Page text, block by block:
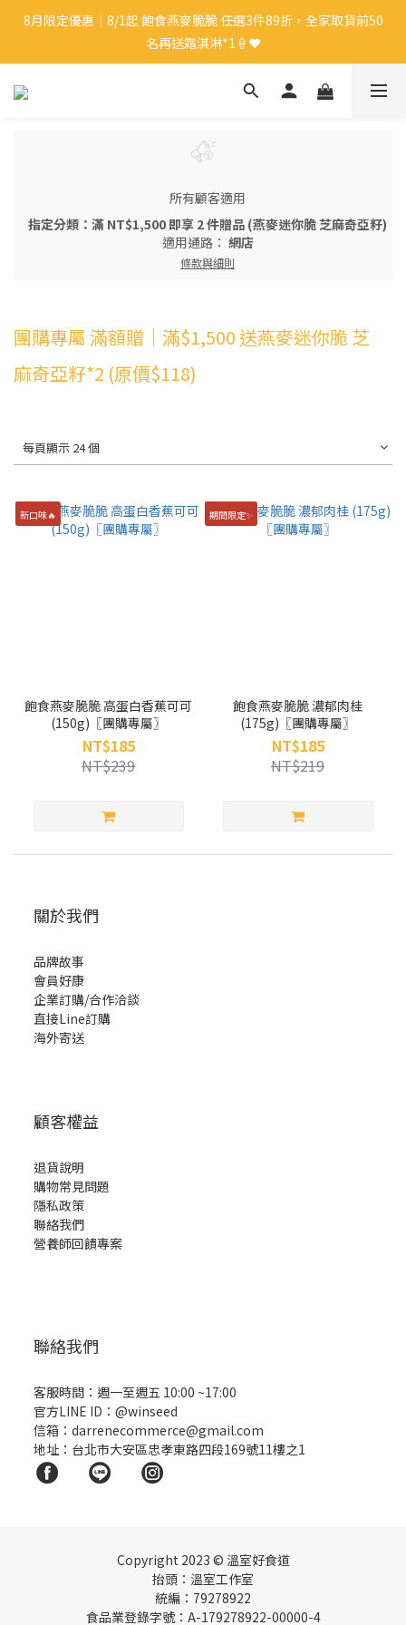
8月限定優惠｜8/1起 飽食燕麥脆脆 任選3件89折，全家取貨前50
名再送霜淇淋*1🍦❤️
8月限定優惠｜8/1起 飽食燕麥脆脆 任選3件89折，全家取貨前50
名再送霜淇淋*1🍦❤️
新會員🎁｜註冊會員即送$50購物金
中秋禮盒優惠｜單盒折起，最高享9折再送蛋白麵*1👍🏻✨
名再送霜淇淋*1🍦❤️
所有顧客適用
指定分類：滿 NT$1,500 即享 2 件贈品 (燕麥迷你脆 芝麻奇亞籽)
適用通路： 網店
條款與細則
團購專屬 滿額贈｜滿$1,500 送燕麥迷你脆 芝
麻奇亞籽*2 (原價$118)
每頁顯示 24 個
新口味🔥
飽食燕麥脆脆 高蛋白香蕉可可
(150g)〖團購專屬〗
NT$185
NT$239
期間限定✨
飽食燕麥脆脆 濃郁肉桂
(175g)〖團購專屬〗
NT$185
NT$219
關於我們
品牌故事
會員好康
企業訂購/合作洽談
直接Line訂購
海外寄送
顧客權益
退貨說明
購物常見問題
隱私政策
聯絡我們
營養師回饋專案
聯絡我們
客服時間：週一至週五 10:00 ~17:00
官方LINE ID： @winseed
信箱：darrenecommerce@gmail.com
地址：台北市大安區忠孝東路四段169號11樓之1
Copyright 2023 © 溫室好食道
抬頭：溫室工作室
統編：79278922
食品業登錄字號：A-179278922-00000-4